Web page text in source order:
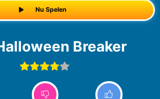
Nu Spelen
Breaker